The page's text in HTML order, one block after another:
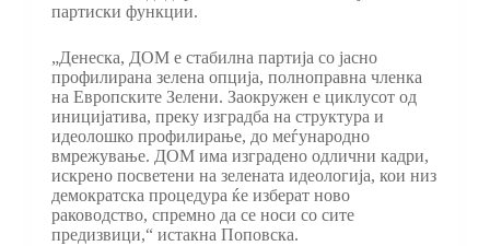
партиски функции.
„Денеска, ДОМ е стабилна партија со јасно
профилирана зелена опција, полноправна членка
на Европските Зелени. Заокружен е циклусот од
иницијатива, преку изградба на структура и
идеолошко профилирање, до меѓународно
вмрежување. ДОМ има изградено одлични кадри,
искрено посветени на зелената идеологија, кои низ
демократска процедура ќе изберат ново
раководство, спремно да се носи со сите
предизвици,“ истакна Поповска.